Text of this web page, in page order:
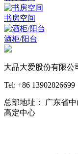
书房空间
酒柜/阳台
大品大爱股份有限公
Tel: +86 13902826699
总部地址： 广东省
高定中心